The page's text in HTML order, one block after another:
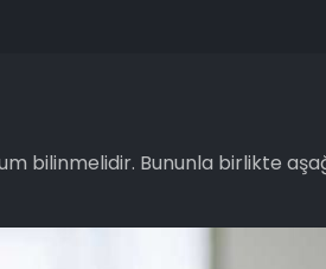
bilinmelidir. Bununla birlikte